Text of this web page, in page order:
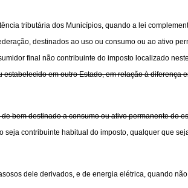
tributária dos Municípios, quando a lei
destinados ao uso ou consumo ou ao ativo
final não contribuinte do imposto localizado
em outro Estado, em relação à
bem destinado a consumo ou ativo permanente do
contribuinte habitual do imposto, qualquer que
dele derivados, e de energia elétrica, quando